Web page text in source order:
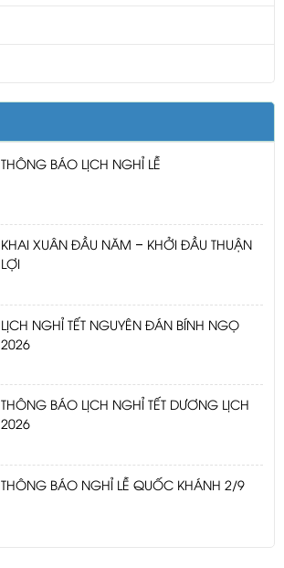
THÔNG BÁO LỊCH NGHỈ LỄ
KHAI XUÂN ĐẦU NĂM – KHỞI ĐẦU THUẬN
LỢI
LỊCH NGHỈ TẾT NGUYÊN ĐÁN BÍNH NGỌ
2026
THÔNG BÁO LỊCH NGHỈ TẾT DƯƠNG LỊCH
2026
THÔNG BÁO NGHỈ LỄ QUỐC KHÁNH 2/9